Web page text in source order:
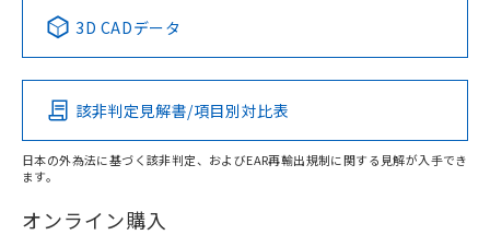
Pb Hg Cd Cr(VI)
O
在庫等で未対応品が混在する可能性があります。
3D CADデータ
該非判定見解書/項目別対比表
日本の外為法に基づく該非判定、およびEAR再輸出規制に関する見解が入手でき
ます。
オンライン購入